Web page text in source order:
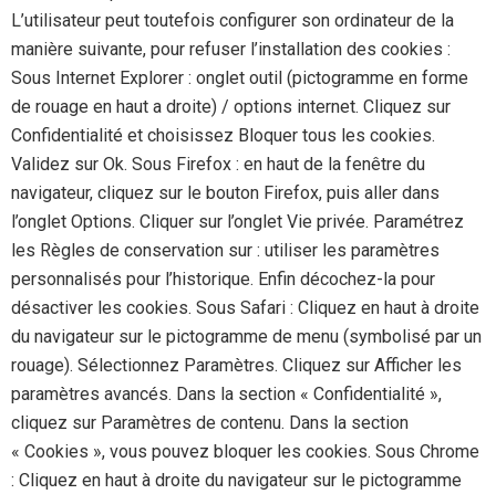
L’utilisateur peut toutefois configurer son ordinateur de la
manière suivante, pour refuser l’installation des cookies :
Sous Internet Explorer : onglet outil (pictogramme en forme
de rouage en haut a droite) / options internet. Cliquez sur
Confidentialité et choisissez Bloquer tous les cookies.
Validez sur Ok. Sous Firefox : en haut de la fenêtre du
navigateur, cliquez sur le bouton Firefox, puis aller dans
l’onglet Options. Cliquer sur l’onglet Vie privée. Paramétrez
les Règles de conservation sur : utiliser les paramètres
personnalisés pour l’historique. Enfin décochez-la pour
désactiver les cookies. Sous Safari : Cliquez en haut à droite
du navigateur sur le pictogramme de menu (symbolisé par un
rouage). Sélectionnez Paramètres. Cliquez sur Afficher les
paramètres avancés. Dans la section « Confidentialité »,
cliquez sur Paramètres de contenu. Dans la section
« Cookies », vous pouvez bloquer les cookies. Sous Chrome
: Cliquez en haut à droite du navigateur sur le pictogramme